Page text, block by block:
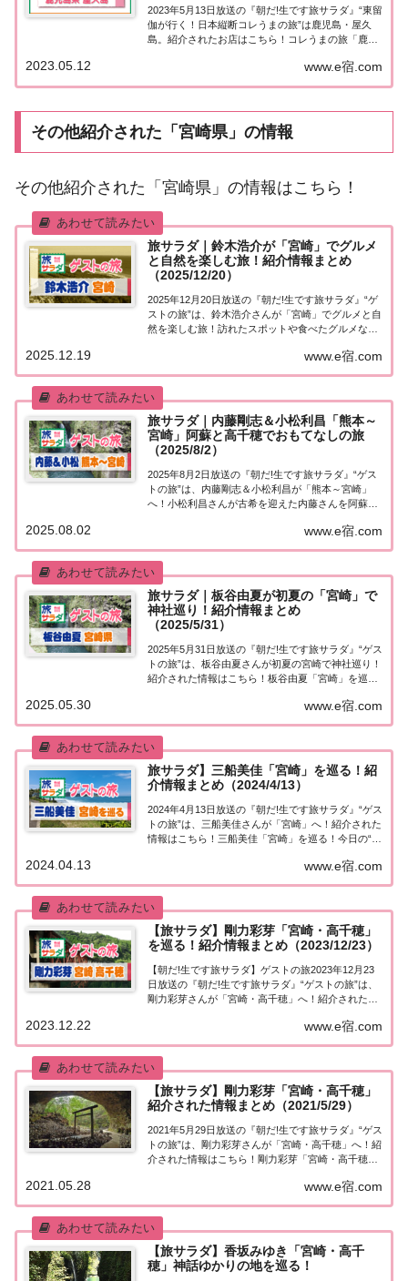
2023年5月13日放送の『朝だ!生です旅サラダ』“東留
伽が行く！日本縦断コレうまの旅”は鹿児島・屋久
島。紹介されたお店はこちら！コレうまの旅「鹿児
旅」東留伽アナウンサーが美味しいもの探し♪今週
は足を伸ばして鹿児島・屋久島へ！もちろん...
www.e宿.com
2023.05.12
その他紹介された「宮崎県」の情報
その他紹介された「宮崎県」の情報はこちら！
旅サラダ｜鈴木浩介が「宮崎」でグルメ
と自然を楽しむ旅！紹介情報まとめ
（2025/12/20）
2025年12月20日放送の『朝だ!生です旅サラダ』“ゲ
ストの旅”は、鈴木浩介さんが「宮崎」でグルメと自
然を楽しむ旅！訪れたスポットや食べたグルメな
はこちら！鈴木浩介「宮崎」を巡る今日の“ゲストの
旅”は鈴木浩介さん。宮崎県でグルメと自...
www.e宿.com
2025.12.19
旅サラダ｜内藤剛志＆小松利昌「熊本～
宮崎」阿蘇と高千穂でおもてなしの旅
（2025/8/2）
2025年8月2日放送の『朝だ!生です旅サラダ』“ゲス
トの旅”は、内藤剛志＆小松利昌が「熊本～宮崎」
へ！小松利昌さんが古希を迎えた内藤さんを阿蘇＆
藤剛志＆小松利昌「熊本～宮崎」を巡る今日の“ゲス
トの旅”は内藤剛志さんと小松利昌さん。古...
www.e宿.com
2025.08.02
旅サラダ｜板谷由夏が初夏の「宮崎」で
神社巡り！紹介情報まとめ
（2025/5/31）
2025年5月31日放送の『朝だ!生です旅サラダ』“ゲス
トの旅”は、板谷由夏さんが初夏の宮崎で神社巡り！
紹介された情報はこちら！板谷由夏「宮崎」を巡る
で神社巡り！日南市では洞窟のなかに本殿がある鵜
戸神宮を参拝。日本神話ゆかりの地・高...
www.e宿.com
2025.05.30
旅サラダ】三船美佳「宮崎」を巡る！紹
介情報まとめ（2024/4/13）
2024年4月13日放送の『朝だ!生です旅サラダ』“ゲス
トの旅”は、三船美佳さんが「宮崎」へ！紹介された
情報はこちら！三船美佳「宮崎」を巡る！今日の“ゲ
崎県をドライブ旅して、大好きな海と馬とサーフィ
ンを楽しみます。海沿いを走り、野生...
www.e宿.com
2024.04.13
【旅サラダ】剛力彩芽「宮崎・高千穂」
を巡る！紹介情報まとめ（2023/12/23）
【朝だ!生です旅サラダ】ゲストの旅2023年12月23
日放送の『朝だ!生です旅サラダ』“ゲストの旅”は、
剛力彩芽さんが「宮崎・高千穂」へ！紹介された情
の“ゲストの旅”は高千穂の観光大使となった剛力彩
芽さんが宮崎県・高千穂を満喫！高千穂...
www.e宿.com
2023.12.22
【旅サラダ】剛力彩芽「宮崎・高千穂」
紹介された情報まとめ（2021/5/29）
2021年5月29日放送の『朝だ!生です旅サラダ』“ゲス
トの旅”は、剛力彩芽さんが「宮崎・高千穂」へ！紹
介された情報はこちら！剛力彩芽「宮崎・高千穂」
彩芽さんが宮崎県の高千穂へ！天孫降臨の地と伝え
られる高千穂で、大好きなサルタヒコノ...
www.e宿.com
2021.05.28
【旅サラダ】香坂みゆき「宮崎・高千
穂」神話ゆかりの地を巡る！